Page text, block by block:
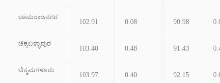
ಚಾಮರಾಜನಗರ
102.91 0.08 90.98
ಚಿಕ್ಕಬಳ್ಳಾಪುರ
103.40 0.48 91.43
ಚಿಕ್ಕಮಗಳೂರು
103.97 0.40 92.15